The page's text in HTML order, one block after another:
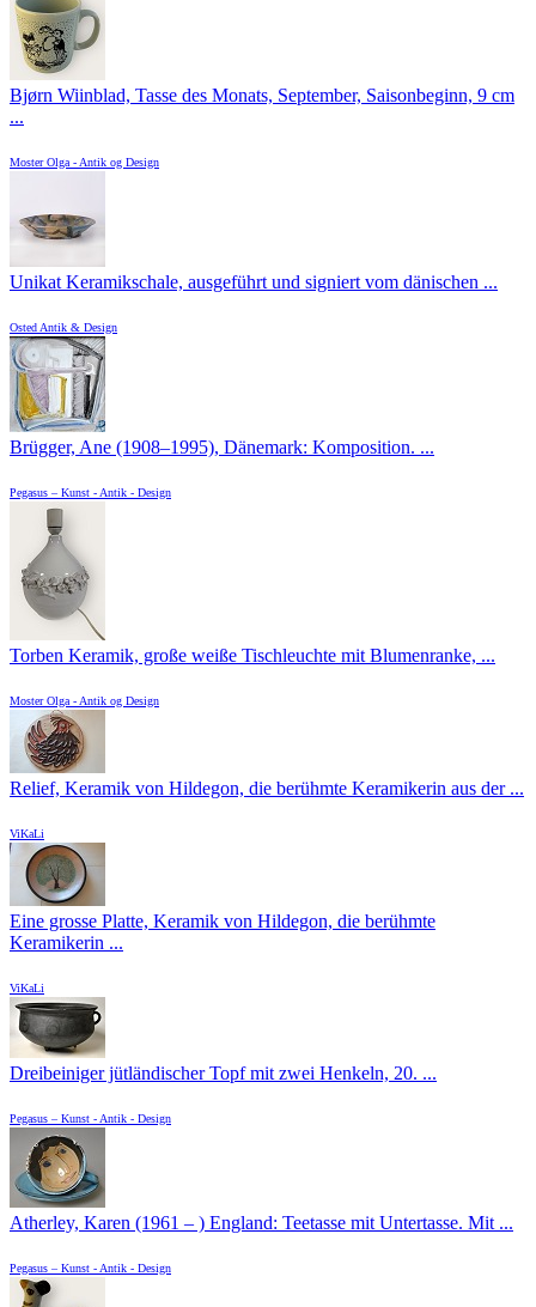
Bjørn Wiinblad, Tasse des Monats, September, Saisonbeginn, 9 cm
...
Moster Olga - Antik og Design
Unikat Keramikschale, ausgeführt und signiert vom dänischen ...
Osted Antik & Design
Brügger, Ane (1908–1995), Dänemark: Komposition. ...
Pegasus – Kunst - Antik - Design
Torben Keramik, große weiße Tischleuchte mit Blumenranke, ...
Moster Olga - Antik og Design
Relief, Keramik von Hildegon, die berühmte Keramikerin aus der ...
ViKaLi
Eine grosse Platte, Keramik von Hildegon, die berühmte
Keramikerin ...
ViKaLi
Dreibeiniger jütländischer Topf mit zwei Henkeln, 20. ...
Pegasus – Kunst - Antik - Design
Atherley, Karen (1961 – ) England: Teetasse mit Untertasse. Mit ...
Pegasus – Kunst - Antik - Design